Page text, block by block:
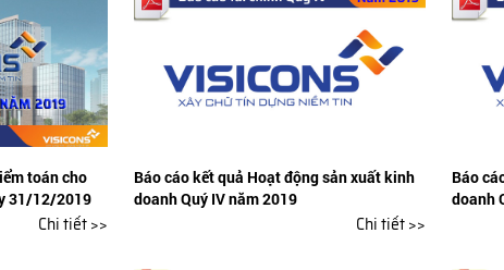
toán cho
31/12/2019
Chi tiết >>
Báo cáo kết quả Hoạt động sản xuất kinh
doanh Quý IV năm 2019
Chi tiết >>
Báo
doanh